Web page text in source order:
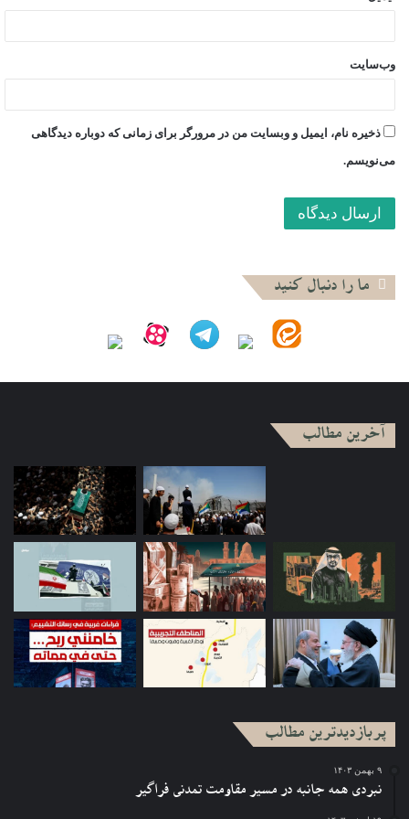
میلیون از آوارگان فلسطینی در کشورهای عربی زندگی می‌کنند.
جمعیت فلسطین و یهودیان در قالب نبرد اکثریت!
ترس از رسیدن جمعیت فلسطینیان داخل، به جمعیت اسرائیلی‌ها و
عبور آنان با توجه به نرخ فرزند آوری فلسطینیان، همواره یکی از
فلسطینیان داخل نسبت به صهیونیست‌ها و شهروندان رژیم
صهیونیستی تا حدودی برابر بوده است.
وب‌سایت
ذخیره نام، ایمیل و وبسایت من در مرورگر برای زمانی که دوباره دیدگاهی
می‌نویسم.
ما را دنبال کنید
آخرین مطالب
پربازدیدترین مطالب
۹ بهمن ۱۴۰۳
نبردی همه جانبه در مسیر مقاومت تمدنی فراگیر